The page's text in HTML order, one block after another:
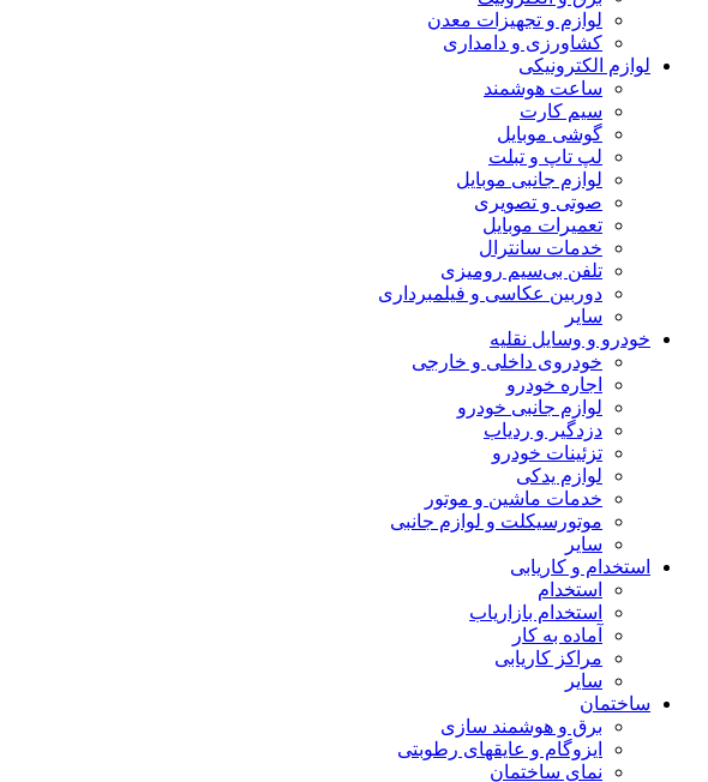
لوازم و تجهیزات معدن
کشاورزی و دامداری
لوازم الکترونیکی
ساعت هوشمند
سیم کارت
گوشی موبایل
لپ تاپ و تبلت
لوازم جانبی موبایل
صوتی و تصویری
تعمیرات موبایل
خدمات سانترال
تلفن بی‌سیم رومیزی
دوربین عکاسی و فیلمبرداری
سایر
خودرو و وسایل نقلیه
خودروی داخلی و خارجی
اجاره خودرو
لوازم جانبی خودرو
دزدگیر و ردیاب
تزئینات خودرو
لوازم یدکی
خدمات ماشین و موتور
موتورسیکلت و لوازم جانبی
سایر
استخدام و کاریابی
استخدام
استخدام بازاریاب
آماده به کار
مراکز کاریابی
سایر
ساختمان
برق و هوشمند سازی
ایزوگام و عایقهای رطوبتی
نمای ساختمان